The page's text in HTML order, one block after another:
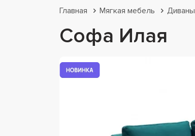
Главная Мягкая мебель Диваны
Софа Илая